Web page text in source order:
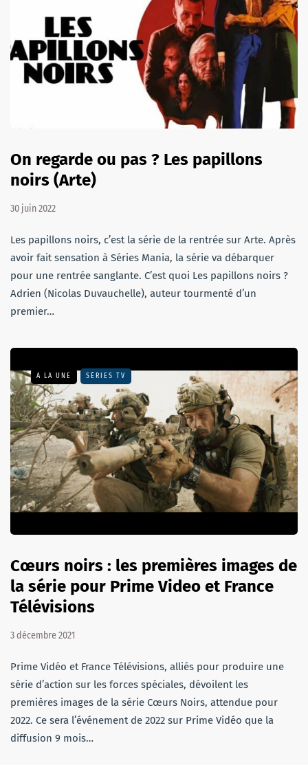
On regarde ou pas ? Les papillons
noirs (Arte)
30 juin 2022
Les papillons noirs, c’est la série de la rentrée sur Arte. Après
avoir fait sensation à Séries Mania, la série va débarquer
pour une rentrée sanglante. C’est quoi Les papillons noirs ?
Adrien (Nicolas Duvauchelle), auteur tourmenté d’un
premier…
A LA UNE SÉRIES TV
Cœurs noirs : les premières images de
la série pour Prime Video et France
Télévisions
3 décembre 2021
Prime Vidéo et France Télévisions, alliés pour produire une
série d’action sur les forces spéciales, dévoilent les
premières images de la série Cœurs Noirs, attendue pour
2022. Ce sera l’événement de 2022 sur Prime Vidéo que la
diffusion 9 mois…